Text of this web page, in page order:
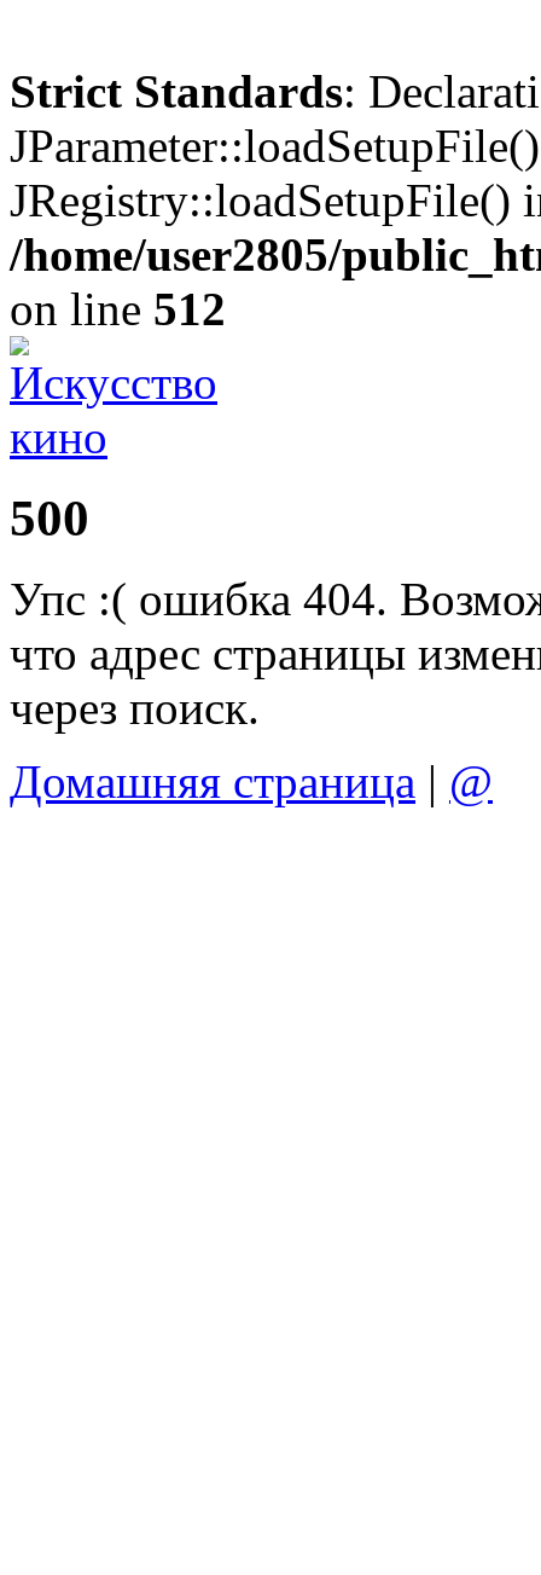
Strict Standards:
JRegistry::loadSetupFile()
/home/user2805/
on line 512
500
Упс :( ошибка 404.
что адрес страницы
через поиск.
Домашняя страница | @